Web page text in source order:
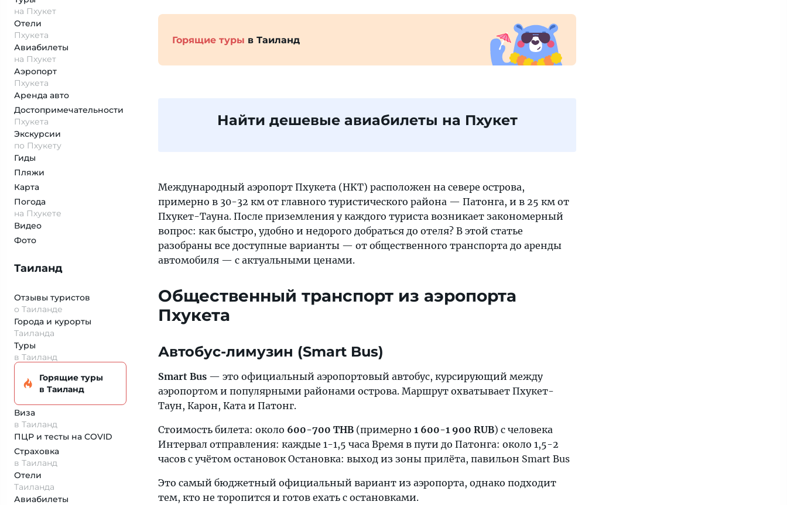
на Пхукет
Отели
Пхукета
Авиабилеты
на Пхукет
Аэропорт
Пхукета
Аренда авто
Достопримеча­тельности
Пхукета
Экскурсии
по Пхукету
Гиды
Пляжи
Карта
Погода
на Пхукете
Видео
Фото
Таиланд
Отзывы туристов
о Таиланде
Города и курорты
Таиланда
Туры
в Таиланд
Горящие туры
в Таиланд
Виза
в Таиланд
ПЦР и тесты на COVID
Страховка
в Таиланд
Отели
Таиланда
Авиабилеты
Горящие туры в Таиланд
Найти дешевые авиабилеты на Пхукет
Международный аэропорт Пхукета (HKT) расположен на севере острова,
примерно в 30-32 км от главного туристического района — Патонга, и в 25 км от
Пхукет-Тауна. После приземления у каждого туриста возникает закономерный
вопрос: как быстро, удобно и недорого добраться до отеля? В этой статье
разобраны все доступные варианты — от общественного транспорта до аренды
автомобиля — с актуальными ценами.
Общественный транспорт из аэропорта
Пхукета
Автобус-лимузин (Smart Bus)
Smart Bus — это официальный аэропортовый автобус, курсирующий между
аэропортом и популярными районами острова. Маршрут охватывает Пхукет-
Таун, Карон, Ката и Патонг.
Стоимость билета: около 600-700 THB (примерно 1 600-1 900 RUB) с человека
Интервал отправления: каждые 1-1,5 часа Время в пути до Патонга: около 1,5-2
часов с учётом остановок Остановка: выход из зоны прилёта, павильон Smart Bus
Это самый бюджетный официальный вариант из аэропорта, однако подходит
тем, кто не торопится и готов ехать с остановками.